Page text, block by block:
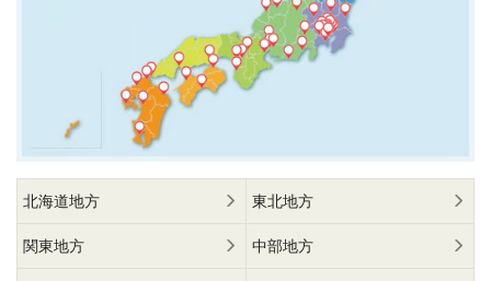
北海道地方 東北地方
関東地方 中部地方